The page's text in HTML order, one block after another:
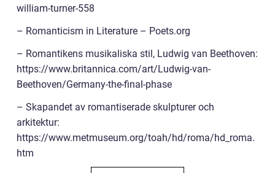
william-turner-558
– Romanticism in Literature – Poets.org
– Romantikens musikaliska stil, Ludwig van Beethoven:
https://www.britannica.com/art/Ludwig-van-
Beethoven/Germany-the-final-phase
– Skapandet av romantiserade skulpturer och
arkitektur:
https://www.metmuseum.org/toah/hd/roma/hd_roma.
htm